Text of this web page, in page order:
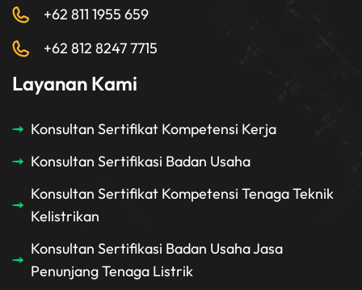
+62 811 1955 659
+62 812 8247 7715
Layanan Kami
Konsultan Sertifikat Kompetensi Kerja
Konsultan Sertifikasi Badan Usaha
Konsultan Sertifikat Kompetensi Tenaga Teknik
Kelistrikan
Konsultan Sertifikasi Badan Usaha Jasa
Penunjang Tenaga Listrik